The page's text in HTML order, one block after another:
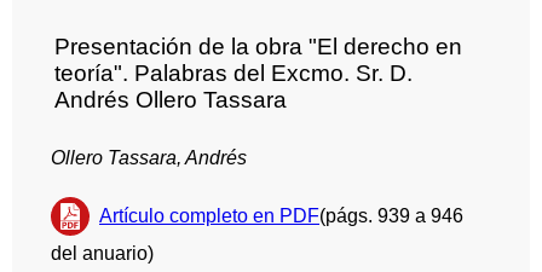
Presentación de la obra "El derecho en
teoría". Palabras del Excmo. Sr. D.
Andrés Ollero Tassara
Ollero Tassara, Andrés
Artículo completo en PDF(págs. 939 a 946
del anuario)